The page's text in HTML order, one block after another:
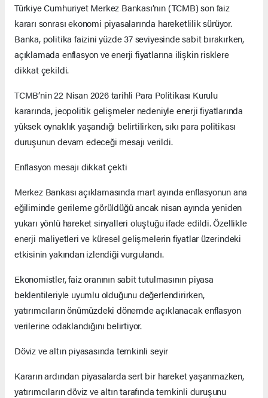
Türkiye Cumhuriyet Merkez Bankası’nın (TCMB) son faiz
kararı sonrası ekonomi piyasalarında hareketlilik sürüyor.
Banka, politika faizini yüzde 37 seviyesinde sabit bırakırken,
açıklamada enflasyon ve enerji fiyatlarına ilişkin risklere
dikkat çekildi.
TCMB’nin 22 Nisan 2026 tarihli Para Politikası Kurulu
kararında, jeopolitik gelişmeler nedeniyle enerji fiyatlarında
yüksek oynaklık yaşandığı belirtilirken, sıkı para politikası
duruşunun devam edeceği mesajı verildi.
Enflasyon mesajı dikkat çekti
Merkez Bankası açıklamasında mart ayında enflasyonun ana
eğiliminde gerileme görüldüğü ancak nisan ayında yeniden
yukarı yönlü hareket sinyalleri oluştuğu ifade edildi. Özellikle
enerji maliyetleri ve küresel gelişmelerin fiyatlar üzerindeki
etkisinin yakından izlendiği vurgulandı.
Ekonomistler, faiz oranının sabit tutulmasının piyasa
beklentileriyle uyumlu olduğunu değerlendirirken,
yatırımcıların önümüzdeki dönemde açıklanacak enflasyon
verilerine odaklandığını belirtiyor.
Döviz ve altın piyasasında temkinli seyir
Kararın ardından piyasalarda sert bir hareket yaşanmazken,
yatırımcıların döviz ve altın tarafında temkinli duruşunu